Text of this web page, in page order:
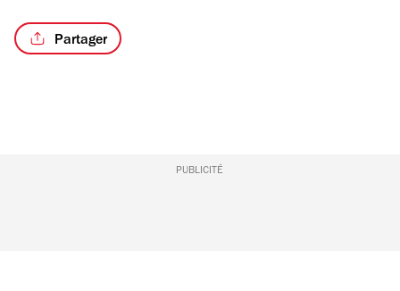
Partager
PUBLICITÉ